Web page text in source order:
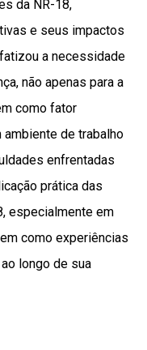
da NR-18,
e seus impactos
a necessidade
não apenas para a
como fator
ambiente de trabalho
enfrentadas
prática das
especialmente em
como experiências
longo de sua